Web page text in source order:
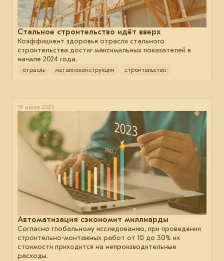
Стальное строительство идёт вверх
Коэффициент здоровья отрасли стального
строительства достиг максимальных показателей в
начале 2024 года.
отрасль металлоконструкции строительство
19 июля 2023
Автоматизация сэкономит миллиарды
Согласно глобальному исследованию, при проведении
строительно-монтажных работ от 10 до 30% их
стоимости приходится на непроизводительные
расходы.